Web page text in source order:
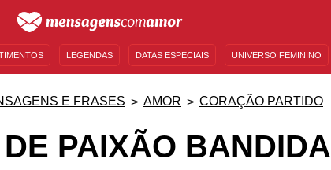
LEGENDAS DATAS ESPECIAIS UNIVERSO FEMININO
E FRASES AMOR CORAÇÃO PARTIDO
PAIXÃO BANDIDA